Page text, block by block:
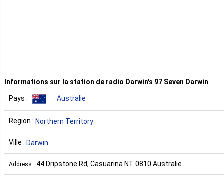
Informations sur la station de radio Darwin's 97 Seven Darwin
Pays : Australie
Region : Northern Territory
Ville : Darwin
Address : 44 Dripstone Rd, Casuarina NT 0810 Australie